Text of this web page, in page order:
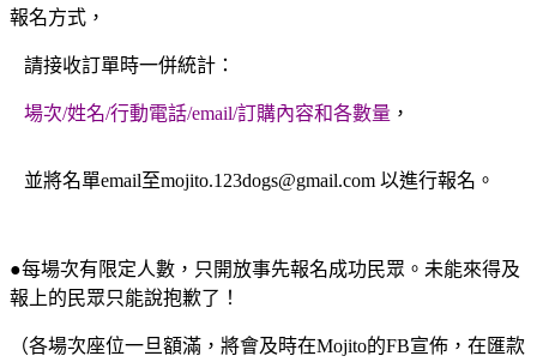
報名方式，
請接收訂單時一併統計：
場次/姓名/行動電話/email/訂購內容和各數量 ，
並將名單email至mojito.123dogs@gmail.com 以進行報名。
●每場次有限定人數，只開放事先報名成功民眾。未能來得及
報上的民眾只能說抱歉了！
（各場次座位一旦額滿，將會及時在Mojito的FB宣佈， 在匯款